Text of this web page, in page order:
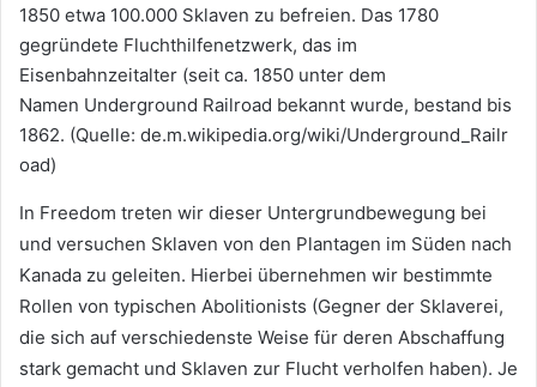
1850 etwa 100.000 Sklaven zu befreien. Das 1780
gegründete Fluchthilfenetzwerk, das im
Eisenbahnzeitalter (seit ca. 1850 unter dem
Namen Underground Railroad bekannt wurde, bestand bis
1862. (Quelle: de.m.wikipedia.org/wiki/Underground_Railr
oad)
In Freedom treten wir dieser Untergrundbewegung bei
und versuchen Sklaven von den Plantagen im Süden nach
Kanada zu geleiten. Hierbei übernehmen wir bestimmte
Rollen von typischen Abolitionists (Gegner der Sklaverei,
die sich auf verschiedenste Weise für deren Abschaffung
stark gemacht und Sklaven zur Flucht verholfen haben). Je